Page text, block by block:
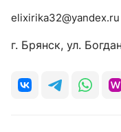
elixirika32@yandex.ru
г. Брянск, ул.